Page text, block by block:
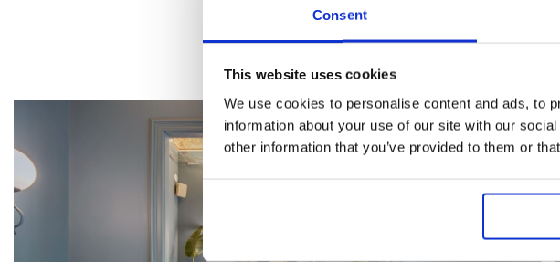
Consent
This website uses cookies
We use cookies to personalise content and ads, to
information about your use of our site with our
other information that you’ve provided to them or